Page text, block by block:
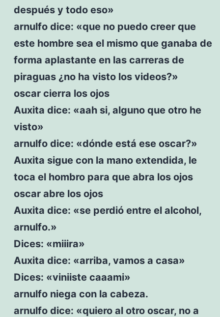
después y todo eso»
arnulfo dice: «que no puedo creer que
este hombre sea el mismo que ganaba de
forma aplastante en las carreras de
piraguas ¿no ha visto los videos?»
oscar cierra los ojos
Auxita dice: «aah si, alguno que otro he
visto»
arnulfo dice: «dónde está ese oscar?»
Auxita sigue con la mano extendida, le
toca el hombro para que abra los ojos
oscar abre los ojos
Auxita dice: «se perdió entre el alcohol,
arnulfo.»
Dices: «miiira»
Auxita dice: «arriba, vamos a casa»
Dices: «viniiste caaami»
arnulfo niega con la cabeza.
arnulfo dice: «quiero al otro oscar, no a